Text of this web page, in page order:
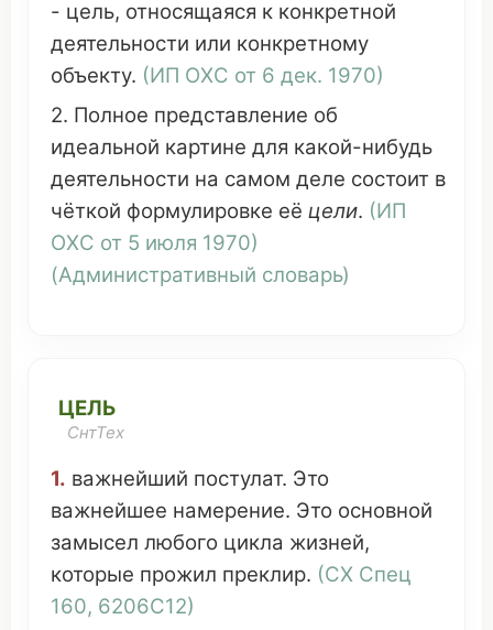
- цель, относящаяся к конкретной
деятельности или конкретному
объекту. (ИП ОХС от 6 дек. 1970)
2. Полное представление об
идеальной картине для какой-нибудь
деятельности на самом деле состоит в
чёткой формулировке её цели. (ИП
ОХС от 5 июля 1970)
(Административный словарь)
ЦЕЛЬ
СнтТех
1. важнейший постулат. Это
важнейшее намерение. Это основной
замысел любого цикла жизней,
которые прожил преклир. (СХ Спец
160, 6206С12)